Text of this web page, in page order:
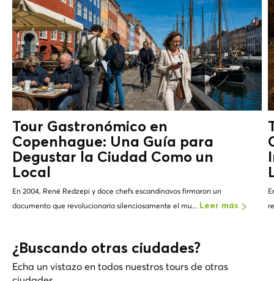
Tour Gastronómico en
Copenhague: Una Guía para
Degustar la Ciudad Como un
Local
En 2004, René Redzepi y doce chefs escandinavos firmaron un
documento que revolucionaría silenciosamente el mu... Leer más
¿Buscando otras ciudades?
Echa un vistazo en todos nuestros tours de otras